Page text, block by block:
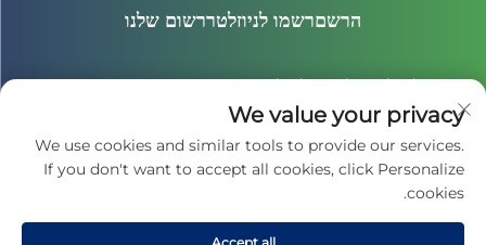
הרשםרשמו לניוזלטררשום שלנו
הצטרף לניוזלטר שלנו כדי לקבל את החדשות האחרונות, העדכונים
והתובנות מהצוות שלנו.
We value your privacy
We use cookies and similar tools to provide our services.
If you don't want to accept all cookies, click Personalize
cookies.